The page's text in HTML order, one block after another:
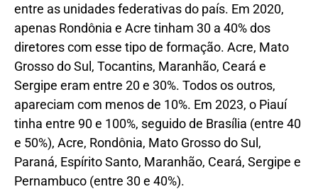
entre as unidades federativas do país. Em 2020,
apenas Rondônia e Acre tinham 30 a 40% dos
diretores com esse tipo de formação. Acre, Mato
Grosso do Sul, Tocantins, Maranhão, Ceará e
Sergipe eram entre 20 e 30%. Todos os outros,
apareciam com menos de 10%. Em 2023, o Piauí
tinha entre 90 e 100%, seguido de Brasília (entre 40
e 50%), Acre, Rondônia, Mato Grosso do Sul,
Paraná, Espírito Santo, Maranhão, Ceará, Sergipe e
Pernambuco (entre 30 e 40%).